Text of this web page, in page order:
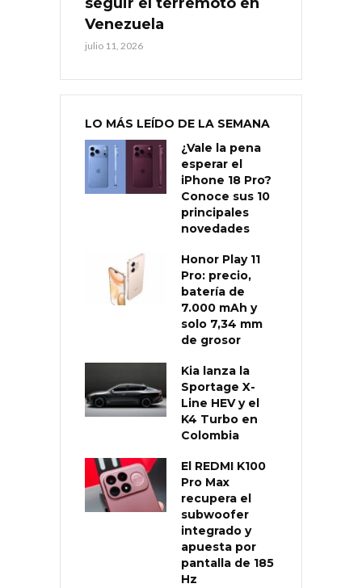
Venezuela
julio 11, 2026
LO MÁS LEÍDO DE LA SEMANA
¿Vale la pena
esperar el
iPhone 18 Pro?
Conoce sus 10
principales
novedades
Honor Play 11
Pro: precio,
batería de
7.000 mAh y
solo 7,34 mm
de grosor
Kia lanza la
Sportage X-
Line HEV y el
K4 Turbo en
Colombia
El REDMI K100
Pro Max
recupera el
subwoofer
integrado y
apuesta por
pantalla de 185
Hz